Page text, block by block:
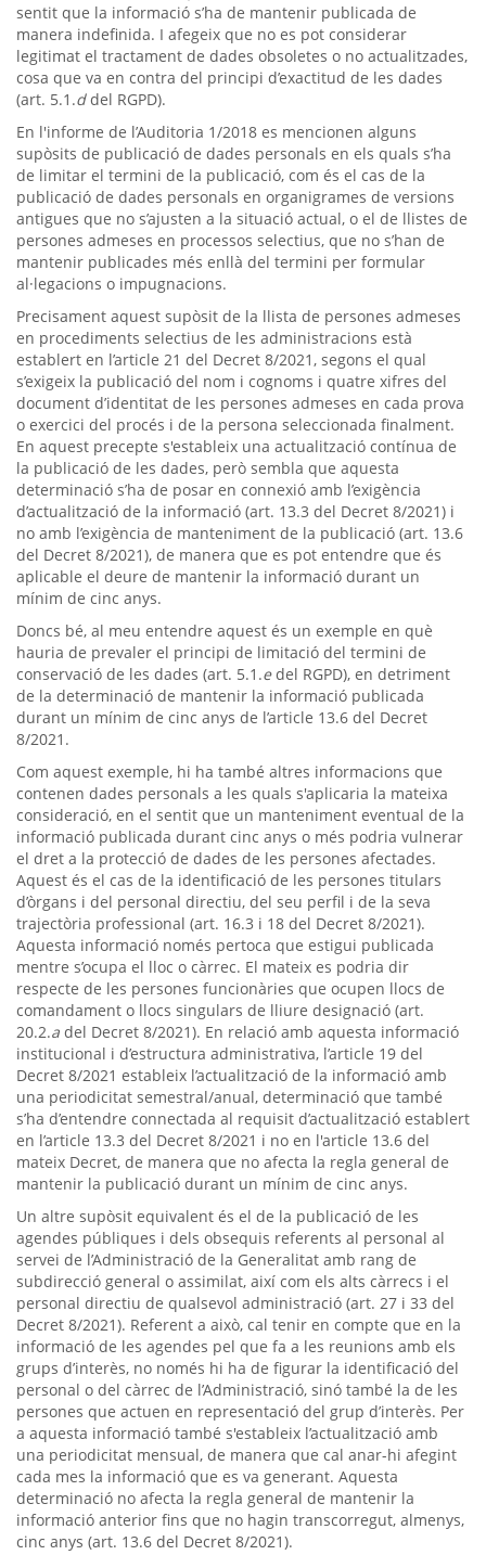
sentit que la informació s’ha de mantenir publicada de
manera indefinida. I afegeix que no es pot considerar
legitimat el tractament de dades obsoletes o no actualitzades,
cosa que va en contra del principi d’exactitud de les dades
(art. 5.1.ddel RGPD).
En l'informe de l’Auditoria 1/2018 es mencionen alguns
supòsits de publicació de dades personals en els quals s’ha
de limitar el termini de la publicació, com és el cas de la
publicació de dades personals en organigrames de versions
antigues que no s’ajusten a la situació actual, o el de llistes de
persones admeses en processos selectius, que no s’han de
mantenir publicades més enllà del termini per formular
al·legacions o impugnacions.
Precisament aquest supòsit de la llista de persones admeses
en procediments selectius de les administracions està
establert en l’article 21 del Decret 8/2021, segons el qual
s’exigeix la publicació del nom i cognoms i quatre xifres del
document d’identitat de les persones admeses en cada prova
o exercici del procés i de la persona seleccionada finalment.
En aquest precepte s'estableix una actualització contínua de
la publicació de les dades, però sembla que aquesta
determinació s’ha de posar en connexió amb l’exigència
d’actualització de la informació (art. 13.3 del Decret 8/2021) i
no amb l’exigència de manteniment de la publicació (art. 13.6
del Decret 8/2021), de manera que es pot entendre que és
aplicable el deure de mantenir la informació durant un
mínim de cinc anys.
Doncs bé, al meu entendre aquest és un exemple en què
hauria de prevaler el principi de limitació del termini de
conservació de les dades (art. 5.1.edel RGPD), en detriment
de la determinació de mantenir la informació publicada
durant un mínim de cinc anys de l’article 13.6 del Decret
8/2021.
Com aquest exemple, hi ha també altres informacions que
contenen dades personals a les quals s'aplicaria la mateixa
consideració, en el sentit que un manteniment eventual de la
informació publicada durant cinc anys o més podria vulnerar
el dret a la protecció de dades de les persones afectades.
Aquest és el cas de la identificació de les persones titulars
d’òrgans i del personal directiu, del seu perfil i de la seva
trajectòria professional (art. 16.3 i 18 del Decret 8/2021).
Aquesta informació només pertoca que estigui publicada
mentre s’ocupa el lloc o càrrec. El mateix es podria dir
respecte de les persones funcionàries que ocupen llocs de
comandament o llocs singulars de lliure designació (art.
20.2.a del Decret 8/2021). En relació amb aquesta informació
institucional i d’estructura administrativa, l’article 19 del
Decret 8/2021 estableix l’actualització de la informació amb
una periodicitat semestral/anual, determinació que també
s’ha d’entendre connectada al requisit d’actualització establert
en l’article 13.3 del Decret 8/2021 i no en l'article 13.6 del
mateix Decret, de manera que no afecta la regla general de
mantenir la publicació durant un mínim de cinc anys.
Un altre supòsit equivalent és el de la publicació de les
agendes públiques i dels obsequis referents al personal al
servei de l’Administració de la Generalitat amb rang de
subdirecció general o assimilat, així com els alts càrrecs i el
personal directiu de qualsevol administració (art. 27 i 33 del
Decret 8/2021). Referent a això, cal tenir en compte que en la
informació de les agendes pel que fa a les reunions amb els
grups d’interès, no només hi ha de figurar la identificació del
personal o del càrrec de l’Administració, sinó també la de les
persones que actuen en representació del grup d’interès. Per
a aquesta informació també s'estableix l’actualització amb
una periodicitat mensual, de manera que cal anar-hi afegint
cada mes la informació que es va generant. Aquesta
determinació no afecta la regla general de mantenir la
informació anterior fins que no hagin transcorregut, almenys,
cinc anys (art. 13.6 del Decret 8/2021).